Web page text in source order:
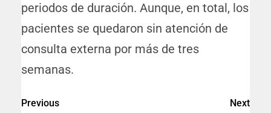
periodos de duración. Aunque, en total, los
pacientes se quedaron sin atención de
consulta externa por más de tres
semanas.
Previous
Next